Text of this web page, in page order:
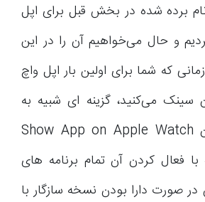
برده شده در بخش قبل برای اپل
و حال می‌خواهیم آن را در این
که شما برای اولین بار اپل واچ
سینک می‌کنید، گزینه ای شبیه به
عکس زیر با عنوان Show App on Apple Watch
فعال کردن آن تمام برنامه های
در صورت دارا بودن نسخه سازگار با